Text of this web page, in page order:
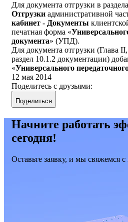
Для документа отгрузки в
Отгрузки административной
кабинет - Документы
печатная форма «
документа» (УПД).
Для документа отгрузки (Глава
раздел 10.1.2 документации)
«Универсального
12 мая 2014
Поделитесь с друзьями:
Поделиться
Начните работать
сегодня!
Оставьте заявку, и мы свяжемся